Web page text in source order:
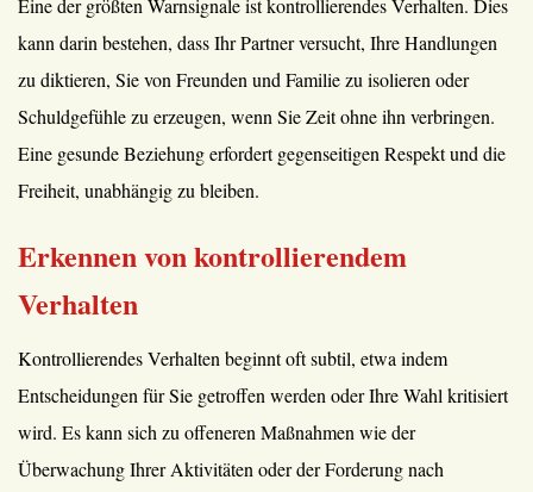
Eine der größten Warnsignale ist kontrollierendes Verhalten. Dies
kann darin bestehen, dass Ihr Partner versucht, Ihre Handlungen
zu diktieren, Sie von Freunden und Familie zu isolieren oder
Schuldgefühle zu erzeugen, wenn Sie Zeit ohne ihn verbringen.
Eine gesunde Beziehung erfordert gegenseitigen Respekt und die
Freiheit, unabhängig zu bleiben.
Erkennen von kontrollierendem
Verhalten
Kontrollierendes Verhalten beginnt oft subtil, etwa indem
Entscheidungen für Sie getroffen werden oder Ihre Wahl kritisiert
wird. Es kann sich zu offeneren Maßnahmen wie der
Überwachung Ihrer Aktivitäten oder der Forderung nach